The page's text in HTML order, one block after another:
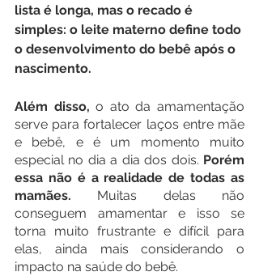
lista é longa, mas o recado é
simples: o leite materno define todo
o desenvolvimento do bebê após o
nascimento.
Além disso, o ato da amamentação
serve para fortalecer laços entre mãe
e bebê, e é um momento muito
especial no dia a dia dos dois. Porém
essa não é a realidade de todas as
mamães. Muitas delas não
conseguem amamentar e isso se
torna muito frustrante e difícil para
elas, ainda mais considerando o
impacto na saúde do bebê.